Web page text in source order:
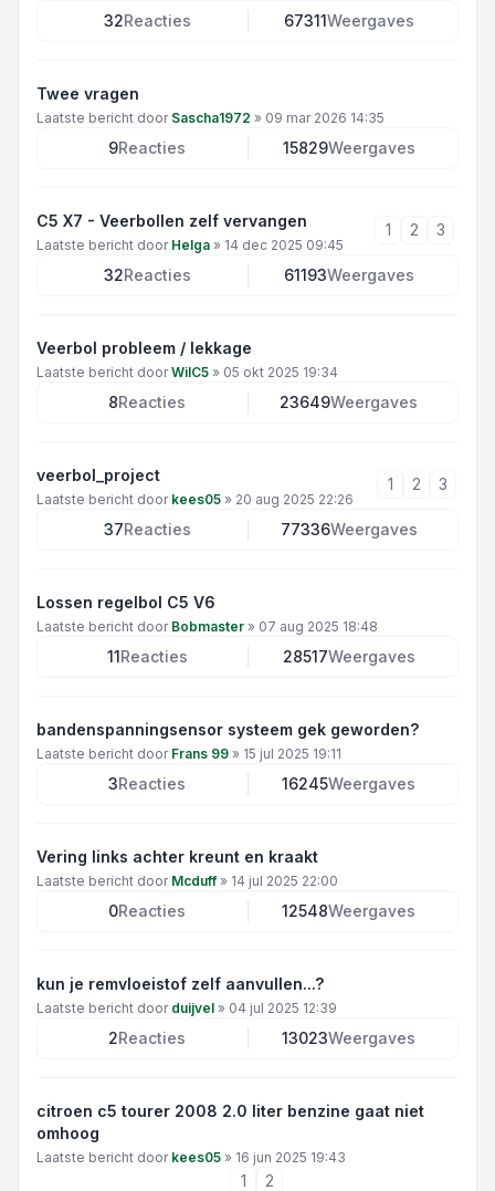
32Reacties 67311Weergaves
Twee vragen
Laatste bericht door Sascha1972 » 09 mar 2026 14:35
9Reacties 15829Weergaves
C5 X7 - Veerbollen zelf vervangen
Laatste bericht door Helga » 14 dec 2025 09:45
1 2 3
32Reacties 61193Weergaves
Veerbol probleem / lekkage
Laatste bericht doorWilC5 » 05 okt 2025 19:34
8Reacties 23649Weergaves
veerbol_project
Laatste bericht door kees05 » 20 aug 2025 22:26
1 2 3
37Reacties 77336Weergaves
Lossen regelbol C5 V6
Laatste bericht door Bobmaster » 07 aug 2025 18:48
11Reacties 28517Weergaves
bandenspanningsensor systeem gek geworden?
Laatste bericht door Frans 99 » 15 jul 2025 19:11
3Reacties 16245Weergaves
Vering links achter kreunt en kraakt
Laatste bericht door Mcduff» 14 jul 2025 22:00
0Reacties 12548Weergaves
kun je remvloeistof zelf aanvullen...?
Laatste bericht door duijvel » 04 jul 2025 12:39
2Reacties 13023Weergaves
citroen c5 tourer 2008 2.0 liter benzine gaat niet
omhoog
Laatste bericht door kees05 » 16 jun 2025 19:43
1
2